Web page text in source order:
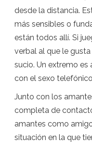
desde la distancia.
más sensibles o
están todos allí. Si
verbal al que le
sucio. Un extremo es
con el sexo
Junto con los
completa de
amantes como
situación en la que